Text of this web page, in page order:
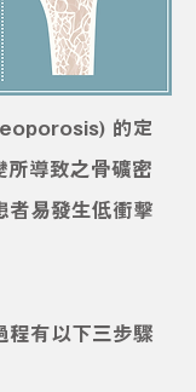
的定
所導致之骨礦密
者易發生低衝擊
程有以下三步驟